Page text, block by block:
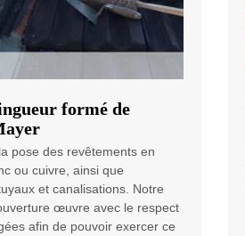
formé de
pose des revêtements en
ou cuivre, ainsi que
et canalisations. Notre
œuvre avec le respect
afin de pouvoir exercer ce